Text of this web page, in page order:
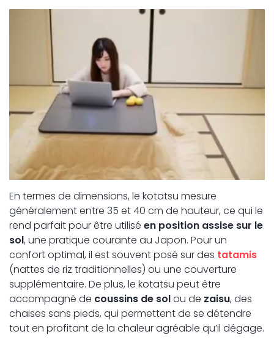
En termes de dimensions, le kotatsu mesure
généralement entre 35 et 40 cm de hauteur, ce qui le
rend parfait pour être utilisé en position assise sur le
sol, une pratique courante au Japon. Pour un
confort optimal, il est souvent posé sur des tatamis
(nattes de riz traditionnelles) ou une couverture
supplémentaire. De plus, le kotatsu peut être
accompagné de coussins de solou de zaisu, des
chaises sans pieds, qui permettent de se détendre
tout en profitant de la chaleur agréable qu’il dégage.